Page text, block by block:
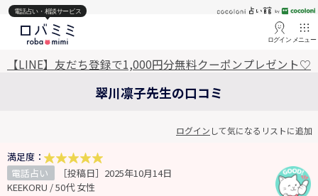
電話占い・相談サービス
ログイン メニュー
【LINE】友だち登録で1,000円分無料クーポンプレゼント♡
翠川凛子先生の口コミ
ログイン して気になるリストに追加
満足度：
電話占い
［投稿日］2025年10月14日
KEEKORU / 50代 女性